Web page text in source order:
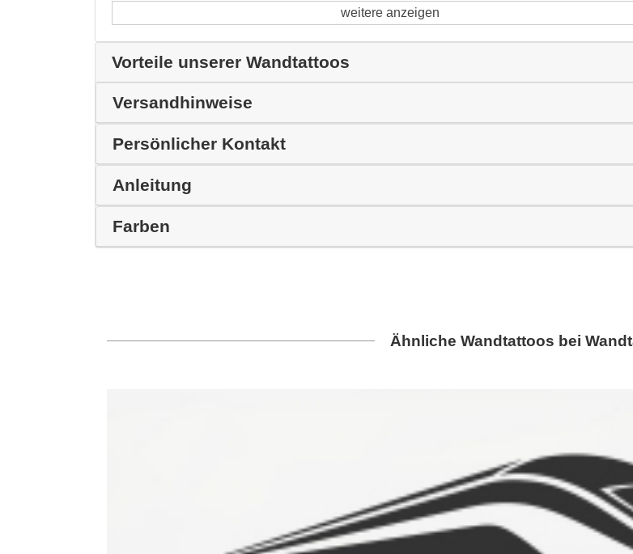
weitere anzeigen
Vorteile unserer Wandtattoos
Versandhinweise
Persönlicher Kontakt
Anleitung
Farben
Ähnliche Wandtattoos bei